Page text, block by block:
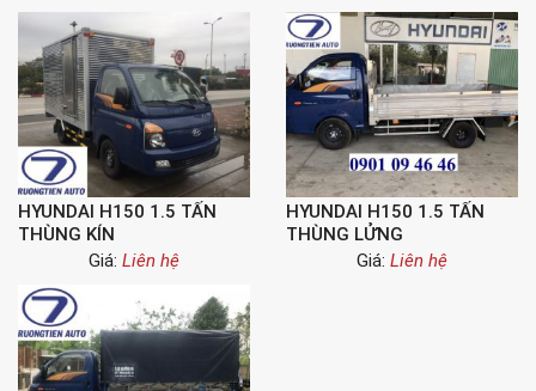
HYUNDAI H150 1.5 TẤN
THÙNG KÍN
Giá: Liên hệ
HYUNDAI H150 1.5 TẤN
THÙNG LỬNG
Giá: Liên hệ